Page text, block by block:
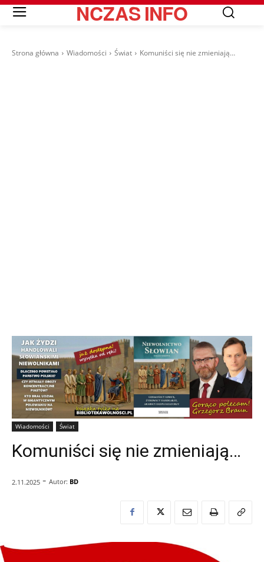
NCZASINFO
Strona główna Wiadomości Świat Komuniści się nie zmieniają…
Wiadomości Świat
Komuniści się nie zmieniają…
2.11.2025 - Autor: BD